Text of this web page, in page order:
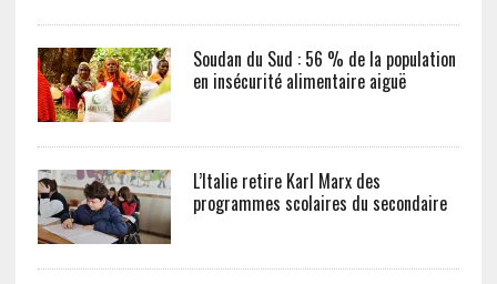
Soudan du Sud : 56 % de la population
en insécurité alimentaire aiguë
L’Italie retire Karl Marx des
programmes scolaires du secondaire